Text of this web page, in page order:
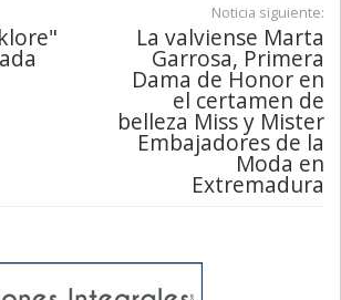
Noticia siguiente:
La valviense Marta
Garrosa, Primera
Dama de Honor en
el certamen de
belleza Miss y Mister
Embajadores de la
Moda en
Extremadura